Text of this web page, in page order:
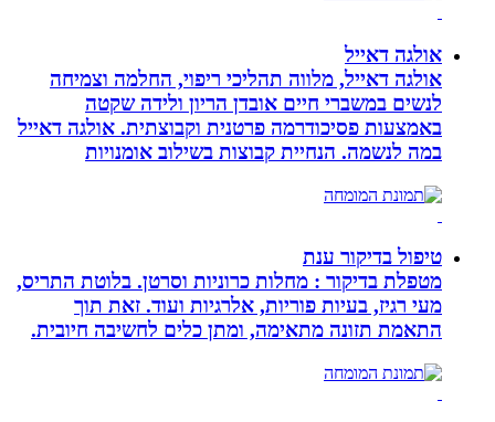
אולגה דאייל
אולגה דאייל, מלווה תהליכי ריפוי, החלמה וצמיחה
לנשים במשברי חיים אובדן הריון ולידה שקטה
באמצעות פסיכודרמה פרטנית וקבוצתית. אולגה דאייל
במה לנשמה. ‏הנחיית קבוצות בשילוב אומנויות‏
טיפול בדיקור ענת
מטפלת בדיקור : מחלות כרוניות וסרטן. בלוטת התריס,
מעי רגיז, בעיות פוריות, אלרגיות ועוד. זאת תוך
התאמת תזונה מתאימה, ומתן כלים לחשיבה חיובית.